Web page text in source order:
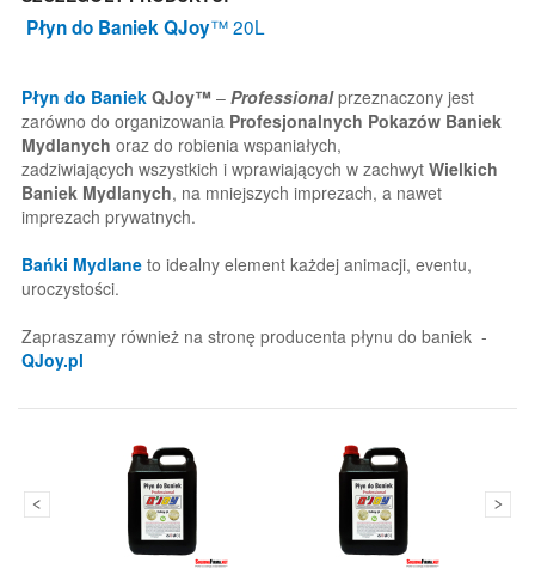
Płyn do BaniekQJoy™ 20L
Płyn do Baniek QJoy™ – Professionalprzeznaczony jest
zarówno do organizowania Profesjonalnych Pokazów Baniek
Mydlanych oraz do robienia wspaniałych,
zadziwiających wszystkich i wprawiających w zachwyt Wielkich
Baniek Mydlanych, na mniejszych imprezach, a nawet
imprezach prywatnych.
Bańki Mydlane to idealny element każdej animacji, eventu,
uroczystości.
Zapraszamy również na stronę producenta płynu do baniek -
QJoy.pl